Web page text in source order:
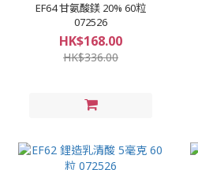
EF64 甘氨酸鎂 20% 60粒
072526
HK$168.00
HK$336.00